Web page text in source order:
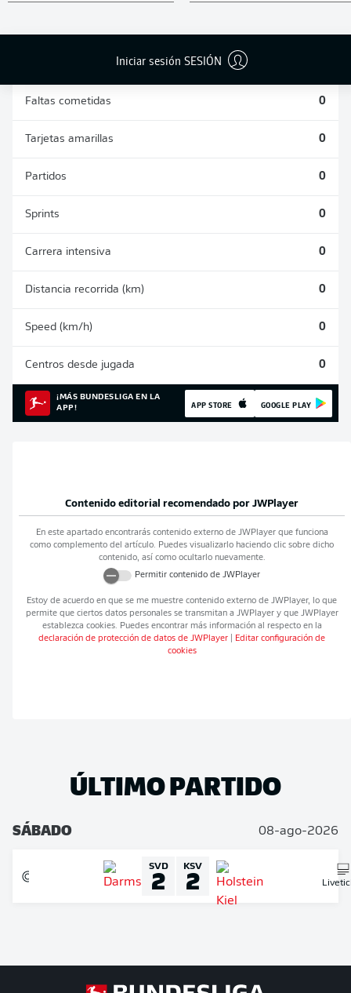
Iniciar sesión SESIÓN
Faltas cometidas 0
Tarjetas amarillas 0
Partidos 0
Sprints 0
Carrera intensiva 0
Distancia recorrida (km) 0
Speed (km/h) 0
Centros desde jugada 0
¡MÁS BUNDESLIGA EN LA
APP!
APP STORE GOOGLE PLAY
Contenido editorial recomendado por JWPlayer
En este apartado encontrarás contenido externo de JWPlayerque funciona
como complemento del artículo. Puedes visualizarlo haciendo clic sobre dicho
contenido, así como ocultarlo nuevamente.
Permitir contenido de JWPlayer
Estoy de acuerdo en que se me muestre contenido externo de JWPlayer, lo que
permite que ciertos datos personales se transmitan a JWPlayery que JWPlayer
establezca cookies. Puedes encontrar más información al respecto en la
declaración de protección de datos de JWPlayer
Editar configuración de
cookies
ÚLTIMO PARTIDO
SÁBADO 08-ago-2026
SVD
2 KSV
2